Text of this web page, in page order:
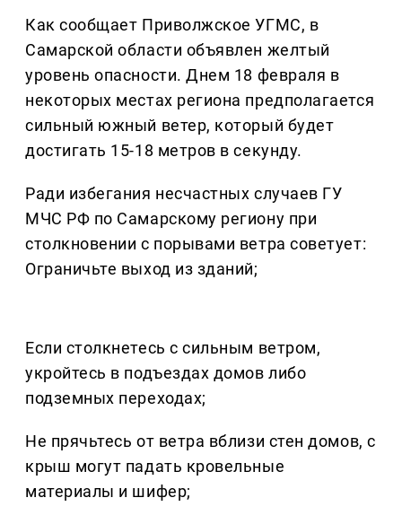
Как сообщает Приволжское УГМС, в
Самарской области объявлен желтый
уровень опасности. Днем 18 февраля в
некоторых местах региона предполагается
сильный южный ветер, который будет
достигать 15-18 метров в секунду.
Ради избегания несчастных случаев ГУ
МЧС РФ по Самарскому региону при
столкновении с порывами ветра советует:
Ограничьте выход из зданий;
Если столкнетесь с сильным ветром,
укройтесь в подъездах домов либо
подземных переходах;
Не прячьтесь от ветра вблизи стен домов, с
крыш могут падать кровельные
материалы и шифер;